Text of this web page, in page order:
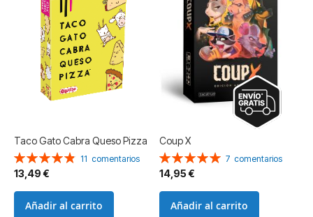
Taco Gato Cabra Queso Pizza
Valoración:
98%
11 comentarios
13,49 €
Añadir al carrito
Coup X
Valoración:
100%
7 comentarios
14,95 €
Añadir al carrito